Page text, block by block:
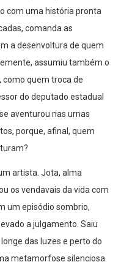
com uma história pronta
comanda as
a desenvoltura de quem
assumiu também o
como quem troca de
do deputado estadual
aventurou nas urnas
porque, afinal, quem
artista. Jota, alma
os vendavais da vida com
um episódio sombrio,
a julgamento. Saiu
das luzes e perto do
metamorfose silenciosa.